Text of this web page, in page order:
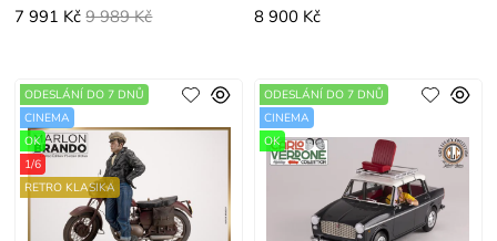
7 991 Kč 9 989 Kč 8 900 Kč
ODESLÁNÍ DO 7 DNŮ
CINEMA
OK
1/6
RETRO KLASIKA
ODESLÁNÍ DO 7 DNŮ
CINEMA
OK